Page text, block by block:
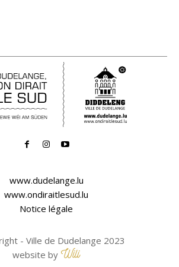
www.dudelange.lu
www.ondiraitlesud.lu
Notice légale
- Ville de Dudelange 2023
website by